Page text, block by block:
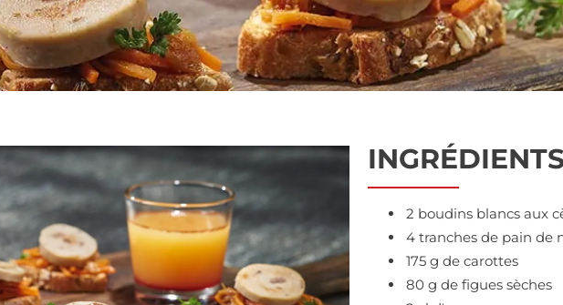
2 boudins blancs aux
4 tranches de pain de
175 g de carottes
80 g de figues sèches